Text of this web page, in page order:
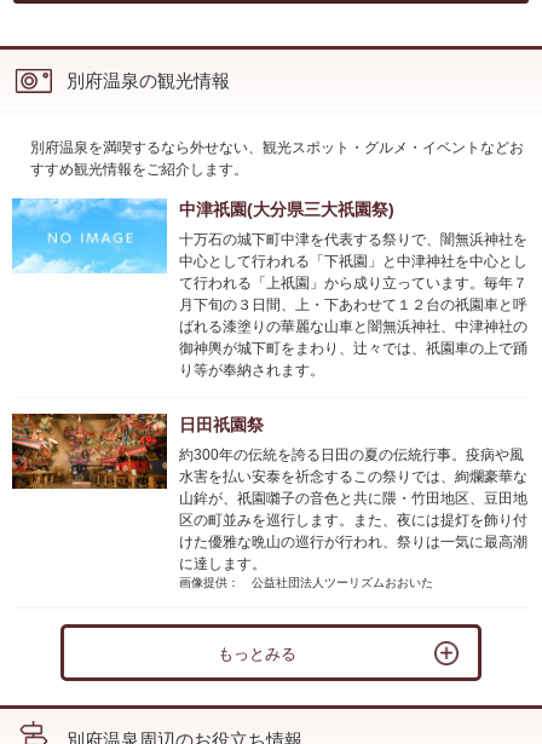
別府温泉の観光情報
別府温泉を満喫するなら外せない、観光スポット・グルメ・イベントなどお
すすめ観光情報をご紹介します。
中津祇園(大分県三大祇園祭)
十万石の城下町中津を代表する祭りで、闇無浜神社を
中心として行われる「下祇園」と中津神社を中心とし
て行われる「上祇園」から成り立っています。毎年７
月下旬の３日間、上・下あわせて１２台の祇園車と呼
ばれる漆塗りの華麗な山車と闇無浜神社、中津神社の
御神輿が城下町をまわり、辻々では、祇園車の上で踊
り等が奉納されます。
日田祇園祭
約300年の伝統を誇る日田の夏の伝統行事。疫病や風
水害を払い安泰を祈念するこの祭りでは、絢爛豪華な
山鉾が、祇園囃子の音色と共に隈・竹田地区、豆田地
区の町並みを巡行します。また、夜には提灯を飾り付
けた優雅な晩山の巡行が行われ、祭りは一気に最高潮
に達します。
画像提供： 公益社団法人ツーリズムおおいた
もっとみる